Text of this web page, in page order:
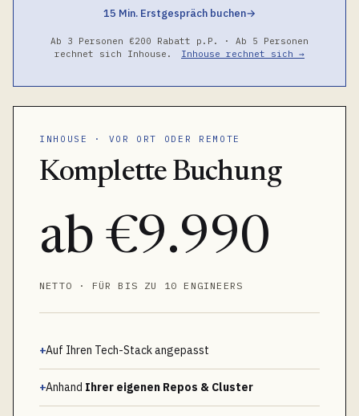
15 Min. Erstgespräch buchen→
Ab 3 Personen €200 Rabatt p.P. · Ab 5 Personen
rechnet sich Inhouse.
Inhouse rechnet sich →
INHOUSE · VOR ORT ODER REMOTE
Komplette Buchung
ab €9.990
NETTO · FÜR BIS ZU 10 ENGINEERS
+Auf Ihren Tech-Stack angepasst
+Anhand Ihrer eigenen Repos & Cluster